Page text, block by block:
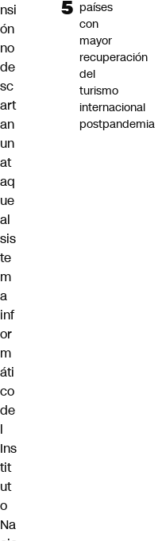
nsi
ón
no
de
sc
art
an
un
at
aq
ue
al
sis
te
m
a
inf
or
m
áti
co
de
l
Ins
tit
ut
o
Na
países
con
mayor
recuperación
del
turismo
internacional
postpandemia